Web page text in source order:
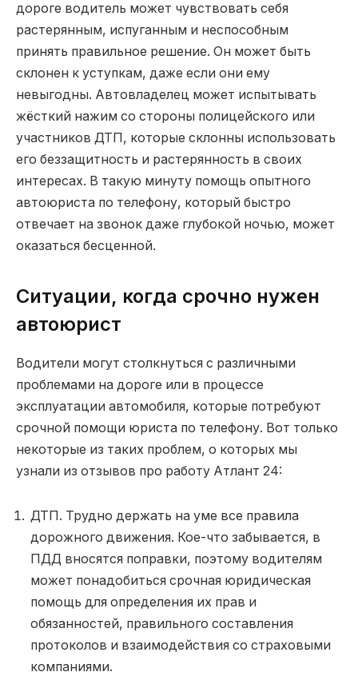
дороге водитель может чувствовать себя
растерянным, испуганным и неспособным
принять правильное решение. Он может быть
склонен к уступкам, даже если они ему
невыгодны. Автовладелец может испытывать
жёсткий нажим со стороны полицейского или
участников ДТП, которые склонны использовать
его беззащитность и растерянность в своих
интересах. В такую минуту помощь опытного
автоюриста по телефону, который быстро
отвечает на звонок даже глубокой ночью, может
оказаться бесценной.
Ситуации, когда срочно нужен
автоюрист
Водители могут столкнуться с различными
проблемами на дороге или в процессе
эксплуатации автомобиля, которые потребуют
срочной помощи юриста по телефону. Вот только
некоторые из таких проблем, о которых мы
узнали из отзывов про работу Атлант 24:
ДТП. Трудно держать на уме все правила
дорожного движения. Кое-что забывается, в
ПДД вносятся поправки, поэтому водителям
может понадобиться срочная юридическая
помощь для определения их прав и
обязанностей, правильного составления
протоколов и взаимодействия со страховыми
компаниями.